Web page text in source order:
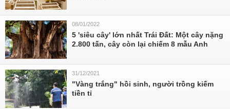
08/01/2022
5 'siêu cây' lớn nhất Trái Đất: Một cây nặng
2.800 tấn, cây còn lại chiếm 8 mẫu Anh
31/12/2021
"Vàng trắng" hồi sinh, người trồng kiếm
tiền tỉ